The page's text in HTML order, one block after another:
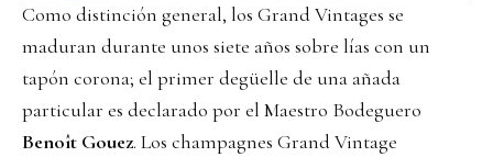
Como distinción general, los Grand Vintages se
maduran durante unos siete años sobre lías con un
tapón corona; el primer degüelle de una añada
particular es declarado por el Maestro Bodeguero
Benoît Gouez. Los champagnes Grand Vintage